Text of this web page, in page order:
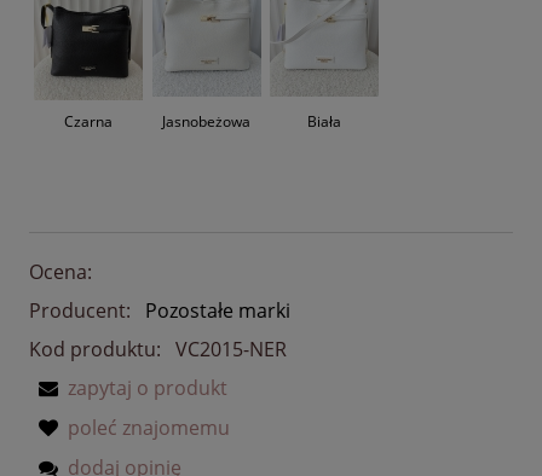
Czarna Jasnobeżowa Biała
Ocena:
Producent:
Pozostałe marki
Kod produktu: VC2015-NER
zapytaj o produkt
poleć znajomemu
dodaj opinię